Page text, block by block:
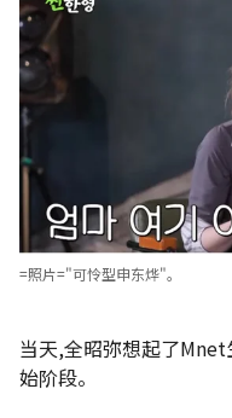
=照片="可怜型申东烨"。
当天,全昭弥想起了Mnet
始阶段。